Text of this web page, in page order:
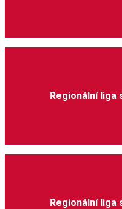
Regionální liga
Regionální liga